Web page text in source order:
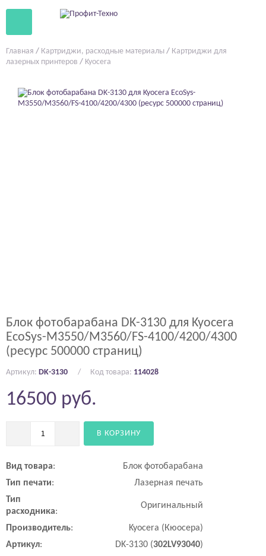
Главная / Картриджи, расходные материалы / Картриджи для
лазерных принтеров / Kyocera
Блок фотобарабана DK-3130 для Kyocera
EcoSys-M3550/M3560/FS-4100/4200/4300
(ресурс 500000 страниц)
Артикул: DK-3130 Код товара: 114028
Вид товара:
Блок фотобарабана
Тип печати:
Лазерная печать
Тип
расходника:
Оригинальный
Производитель:
Kyocera (Кюосера)
Артикул: DK-3130 (302LV93040)
16500 руб.
В КОРЗИНУ